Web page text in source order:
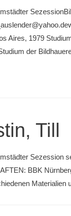
Aires, 1979
der
Till
Sezession
BBK
Materialien